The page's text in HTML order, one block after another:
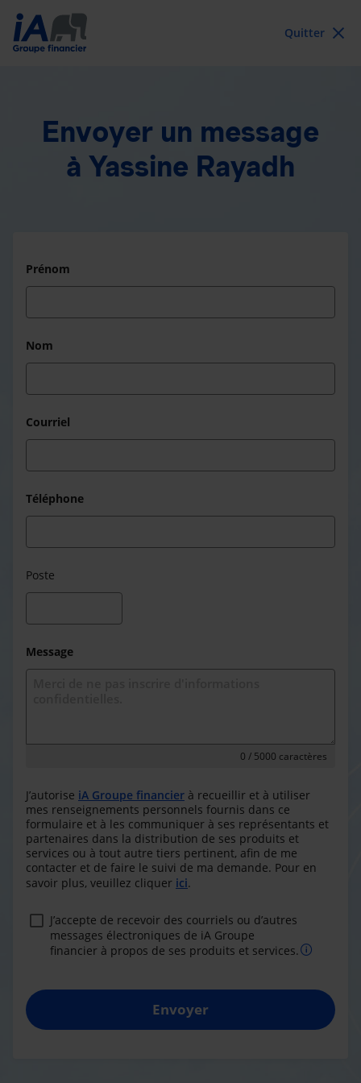
Quitter
Envoyer un message
à Yassine Rayadh
Prénom
Nom
Courriel
Téléphone
Poste
Message
0 / 5000 caractères
J’autorise iA Groupe financier à recueillir et à utiliser
mes renseignements personnels fournis dans ce
formulaire et à les communiquer à ses représentants et
partenaires dans la distribution de ses produits et
services ou à tout autre tiers pertinent, afin de me
contacter et de faire le suivi de ma demande. Pour en
savoir plus, veuillez cliquer ici.
J’accepte de recevoir des courriels ou d’autres
messages électroniques de iA Groupe
financier à propos de ses produits et services.
Envoyer